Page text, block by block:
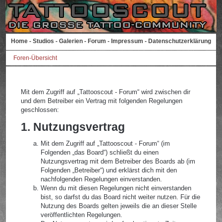
Home - Studios - Galerien - Forum - Impressum - Datenschutzerklärung
Foren-Übersicht
Mit dem Zugriff auf „Tattooscout - Forum“ wird zwischen dir
und dem Betreiber ein Vertrag mit folgenden Regelungen
geschlossen:
1. Nutzungsvertrag
Mit dem Zugriff auf „Tattooscout - Forum“ (im
Folgenden „das Board“) schließt du einen
Nutzungsvertrag mit dem Betreiber des Boards ab (im
Folgenden „Betreiber“) und erklärst dich mit den
nachfolgenden Regelungen einverstanden.
Wenn du mit diesen Regelungen nicht einverstanden
bist, so darfst du das Board nicht weiter nutzen. Für die
Nutzung des Boards gelten jeweils die an dieser Stelle
veröffentlichten Regelungen.